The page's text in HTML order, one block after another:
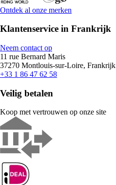
Ontdek al onze merken
Klantenservice in Frankrijk
Neem contact op
11 rue Bernard Maris
37270 Montlouis-sur-Loire, Frankrijk
+33 1 86 47 62 58
Veilig betalen
Koop met vertrouwen op onze site